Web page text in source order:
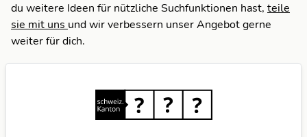
du weitere Ideen für nützliche Suchfunktionen hast, teile
sie mit uns und wir verbessern unser Angebot gerne
weiter für dich.